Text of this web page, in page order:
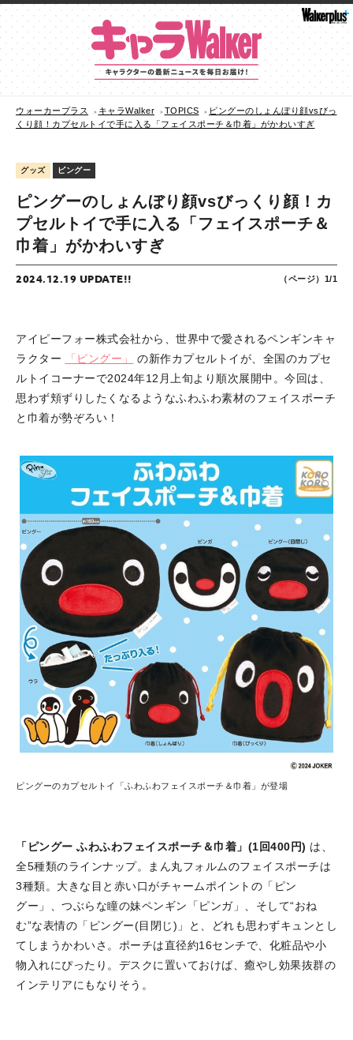
ウォーカープラス キャラWalker TOPICS
ピングーのしょんぼり顔vsびっ
くり顔！カプセルトイで手に入る「フェイスポーチ＆巾着」がかわいすぎ
グッズ ピングー
ピングーのしょんぼり顔vsびっくり顔！カ
プセルトイで手に入る「フェイスポーチ＆
巾着」がかわいすぎ
2024.12.19 UPDATE!! （ページ）1/1
アイピーフォー株式会社から、世界中で愛されるペンギンキャ
ラクター
「ピングー」
の新作カプセルトイが、全国のカプセ
ルトイコーナーで2024年12月上旬より順次展開中。今回は、
思わず頬ずりしたくなるようなふわふわ素材のフェイスポーチ
と巾着が勢ぞろい！
ピングーのカプセルトイ「ふわふわフェイスポーチ＆巾着」が登場
「ピングー ふわふわフェイスポーチ＆巾着」(1回400円) は、
全5種類のラインナップ。まん丸フォルムのフェイスポーチは
3種類。大きな目と赤い口がチャームポイントの「ピン
グー」、つぶらな瞳の妹ペンギン「ピンガ」、そして“おね
む”な表情の「ピングー(目閉じ)」と、どれも思わずキュンとし
てしまうかわいさ。ポーチは直径約16センチで、化粧品や小
物入れにぴったり。デスクに置いておけば、癒やし効果抜群の
インテリアにもなりそう。